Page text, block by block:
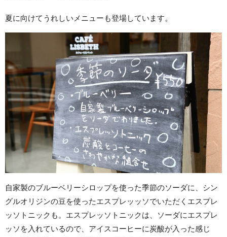
夏に向けてうれしいメニューも登場しています。
自家製のブルーベリーシロップを使った季節のソーダに、シン
グルオリジンの豆を使ったエスプレッッソでいただくエスプレ
ッソトニックも。エスプレッソトニックは、ソーダにエスプレ
ッソを入れているので、アイスコーヒーに炭酸が入った感じ